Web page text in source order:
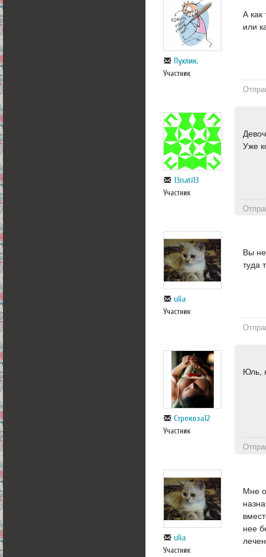
Пухлик.
Участник
А
или
13nati13
Участник
Уже
ulia
Участник
Вы не
туда
Стрекоза12
Участник
Юль,
ulia
Участник
Мне
нее